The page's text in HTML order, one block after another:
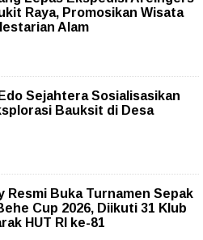
Raya, Promosikan Wisata
Alam
Sejahtera Sosialisasikan
Bauksit di Desa
Resmi Buka Turnamen Sepak
Cup 2026, Diikuti 31 Klub
HUT RI ke-81